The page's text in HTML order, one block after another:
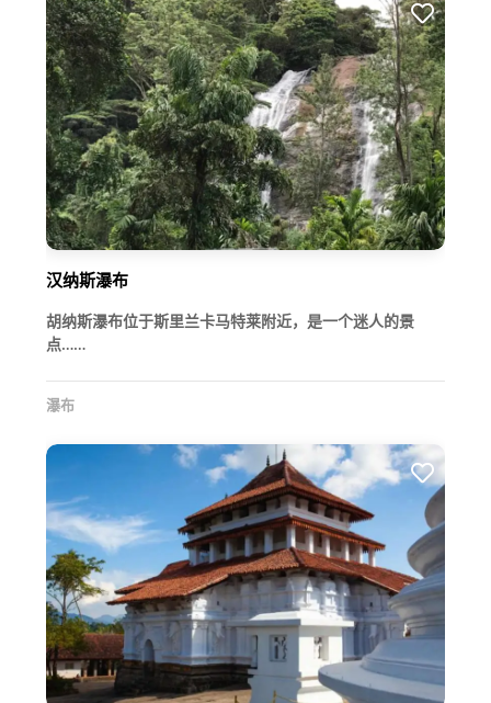
汉纳斯瀑布
胡纳斯瀑布位于斯里兰卡马特莱附近，是一个迷人的景
点……
瀑布